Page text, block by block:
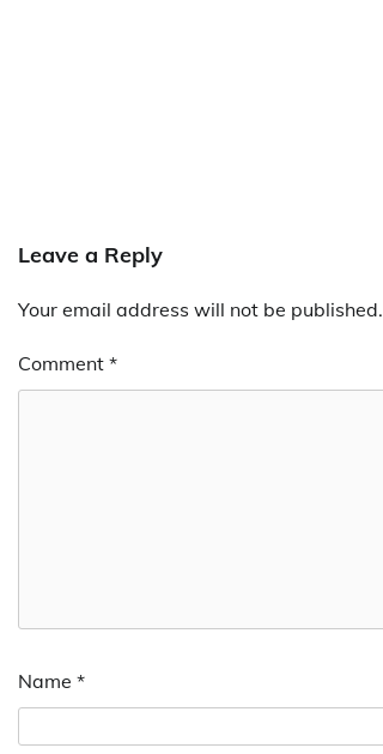
Leave a Reply
Your email address will not be published.
Comment *
Name *